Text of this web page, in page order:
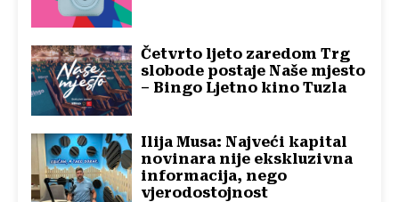
Četvrto ljeto zaredom Trg
slobode postaje Naše mjesto
– Bingo Ljetno kino Tuzla
Ilija Musa: Najveći kapital
novinara nije ekskluzivna
informacija, nego
vjerodostojnost